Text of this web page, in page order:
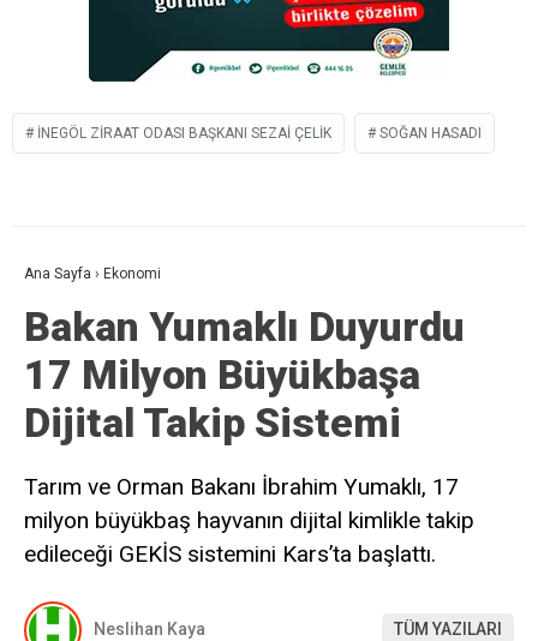
İNEGÖL ZIRAAT ODASI BAŞKANI SEZAI ÇELIK SOĞAN HASADI
Ana Sayfa › Ekonomi
Bakan Yumaklı Duyurdu
17 Milyon Büyükbaşa
Dijital Takip Sistemi
Tarım ve Orman Bakanı İbrahim Yumaklı, 17
milyon büyükbaş hayvanın dijital kimlikle takip
edileceği GEKİS sistemini Kars’ta başlattı.
Neslihan Kaya TÜM YAZILARI